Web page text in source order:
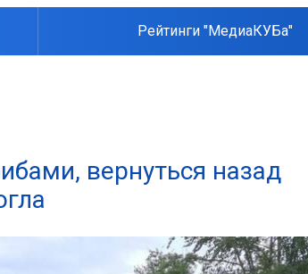
Рейтинги "МедиаКУБа"
вернуться назад